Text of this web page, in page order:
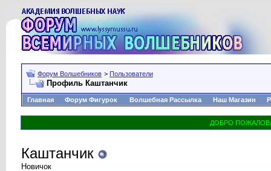
Форум Волшебников > Пользователи
Профиль Каштанчик
Главная Форум Фигурок Волшебная Рассылка Наш Магазин
Каштанчик
Новичок